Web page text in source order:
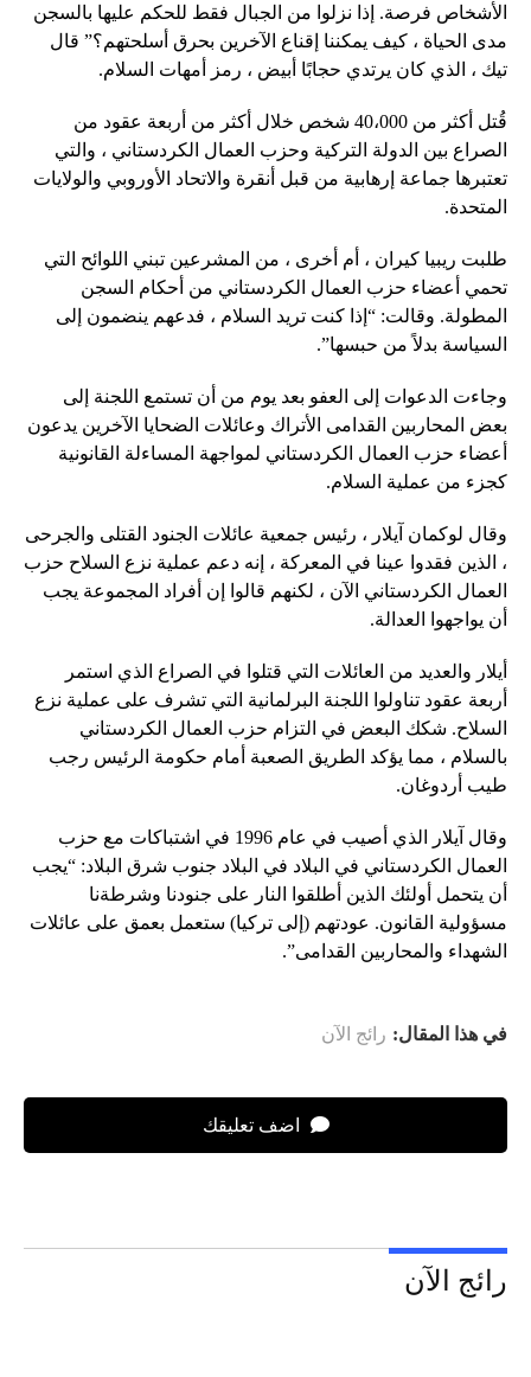
الأشخاص فرصة. إذا نزلوا من الجبال فقط للحكم عليها بالسجن
مدى الحياة ، كيف يمكننا إقناع الآخرين بحرق أسلحتهم؟” قال
تيك ، الذي كان يرتدي حجابًا أبيض ، رمز أمهات السلام.
قُتل أكثر من 40،000 شخص خلال أكثر من أربعة عقود من
الصراع بين الدولة التركية وحزب العمال الكردستاني ، والتي
تعتبرها جماعة إرهابية من قبل أنقرة والاتحاد الأوروبي والولايات
المتحدة.
طلبت ريبيا كيران ، أم أخرى ، من المشرعين تبني اللوائح التي
تحمي أعضاء حزب العمال الكردستاني من أحكام السجن
المطولة. وقالت: “إذا كنت تريد السلام ، فدعهم ينضمون إلى
السياسة بدلاً من حبسها”.
وجاءت الدعوات إلى العفو بعد يوم من أن تستمع اللجنة إلى
بعض المحاربين القدامى الأتراك وعائلات الضحايا الآخرين يدعون
أعضاء حزب العمال الكردستاني لمواجهة المساءلة القانونية
كجزء من عملية السلام.
وقال لوكمان آيلار ، رئيس جمعية عائلات الجنود القتلى والجرحى
، الذين فقدوا عينا في المعركة ، إنه دعم عملية نزع السلاح حزب
العمال الكردستاني الآن ، لكنهم قالوا إن أفراد المجموعة يجب
أن يواجهوا العدالة.
أيلار والعديد من العائلات التي قتلوا في الصراع الذي استمر
أربعة عقود تناولوا اللجنة البرلمانية التي تشرف على عملية نزع
السلاح. شكك البعض في التزام حزب العمال الكردستاني
بالسلام ، مما يؤكد الطريق الصعبة أمام حكومة الرئيس رجب
طيب أردوغان.
وقال آيلار الذي أصيب في عام 1996 في اشتباكات مع حزب
العمال الكردستاني في البلاد في البلاد جنوب شرق البلاد: “يجب
أن يتحمل أولئك الذين أطلقوا النار على جنودنا وشرطةنا
مسؤولية القانون. عودتهم (إلى تركيا) ستعمل بعمق على عائلات
الشهداء والمحاربين القدامى”.
في هذا المقال: رائج الآن
اضف تعليقك
رائج الآن